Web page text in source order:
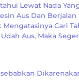
Lewat Nada
Aus Dan
Cari
Aus, Maka